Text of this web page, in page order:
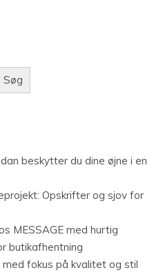
Søg
beskytter du dine øjne i en
Opskrifter og sjov for
MESSAGE med hurtig
butikafhentning
med fokus på kvalitet og stil